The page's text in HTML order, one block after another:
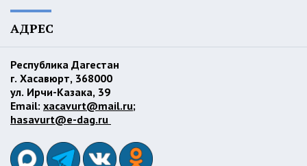
АДРЕС
Республика Дагестан
г. Хасавюрт, 368000
ул. Ирчи-Казака, 39
Email: xacavurt@mail.ru;
hasavurt@e-dag.ru